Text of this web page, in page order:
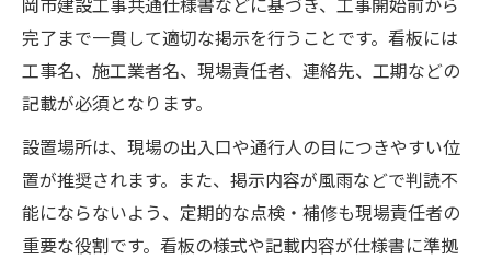
完了まで一貫して適切な掲示を行うことです。看板には
工事名、施工業者名、現場責任者、連絡先、工期などの
記載が必須となります。
設置場所は、現場の出入口や通行人の目につきやすい位
置が推奨されます。また、掲示内容が風雨などで判読不
能にならないよう、定期的な点検・補修も現場責任者の
重要な役割です。看板の様式や記載内容が仕様書に準拠